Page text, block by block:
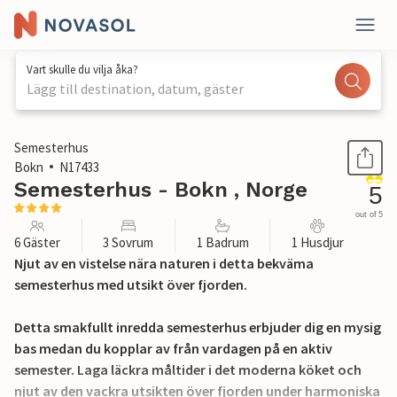
Vart skulle du vilja åka?
Lägg till destination, datum, gäster
1 / 23
Semesterhus
Bokn
N17433
Semesterhus - Bokn , Norge 5
out of 5
6 Gäster 3 Sovrum 1 Badrum 1 Husdjur
Njut av en vistelse nära naturen i detta bekväma
semesterhus med utsikt över fjorden.
Detta smakfullt inredda semesterhus erbjuder dig en mysig
bas medan du kopplar av från vardagen på en aktiv
semester. Laga läckra måltider i det moderna köket och
njut av den vackra utsikten över fjorden under harmoniska